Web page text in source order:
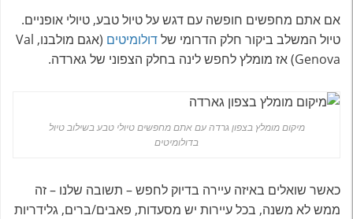
אם אתם מחפשים חופשה עם דגש על טיול טבע, טיולי אופניים.
טיול המשלב ביקור חלק הדרומי שלדולומיטים
(אגם מולבנו, Val
Genova) אז מומלץ לחפש לינה בחלק הצפוני של גארדה.
מיקום מומלץ בצפון גרדה עם אתם מחפשים טיולי טבע בשילוב טיול
בדולומיטים
כאשר שואלים באיזה עיירה בדיוק לחפש – תשובה שלנו – זה
ממש לא משנה, בכל עיירות יש מסעדות, פאבים/ברים, גלידריות